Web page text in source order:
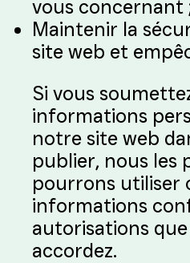
vous concernant
Maintenir la
site web et
Si vous
informations
notre site web
publier, nous les
pourrons utiliser
informations
autorisations
accordez.